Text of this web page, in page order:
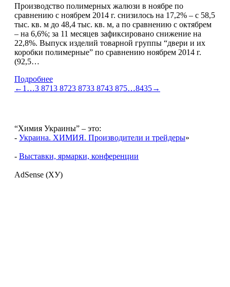
Производство полимерных жалюзи в ноябре по
сравнению с ноябрем 2014 г. снизилось на 17,2% – с 58,5
тыс. кв. м до 48,4 тыс. кв. м, а по сравнению с октябрем
– на 6,6%; за 11 месяцев зафиксировано снижение на
22,8%. Выпуск изделий товарной группы “двери и их
коробки полимерные” по сравнению ноябрем 2014 г.
(92,5…
Подробнее
← 1 …3 8713 8723 8733 8743 875…8435→
“Химия Украины” – это:
- Украина. ХИМИЯ. Производители и трейдеры»
- Выставки, ярмарки, конференции
AdSense (ХУ)